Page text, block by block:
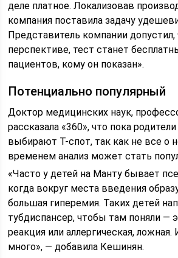
деле платное. Локализовав
компания поставила задачу
Представитель компании допустил,
перспективе, тест станет
пациентов, кому он показан».
Потенциально популярный
Доктор медицинских наук,
рассказала «360», что пока
выбирают Т-спот, так как не все о
временем анализ может стать
«Часто у детей на Манту бывает
когда вокруг места введения
большая гиперемия. Таких детей
тубдиспансер, чтобы там поняли —
реакция или аллергическая,
много», — добавила Кешинян.